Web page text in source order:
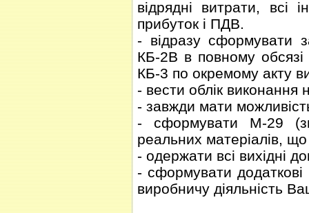
відрядні витрати, всі
прибуток і ПДВ.
- відразу сформувати
КБ-2В в повному
КБ-3 по окремому акту
- вести облік виконання
- завжди мати
- сформувати М-29
реальних матеріалів,
- одержати всі вихідні
- сформувати додаткові
виробничу діяльність